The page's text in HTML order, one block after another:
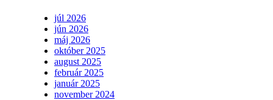
júl 2026
jún 2026
máj 2026
október 2025
august 2025
február 2025
január 2025
november 2024